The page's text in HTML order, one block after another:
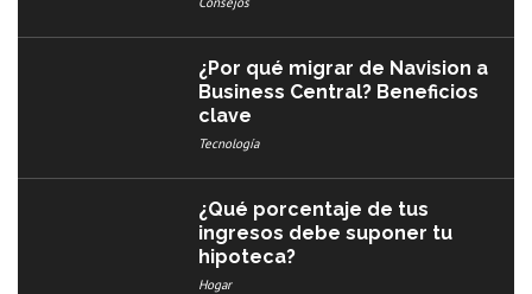
¿Por qué migrar de Navision a
Business Central? Beneficios
clave
Tecnología
¿Qué porcentaje de tus
ingresos debe suponer tu
hipoteca?
Hogar